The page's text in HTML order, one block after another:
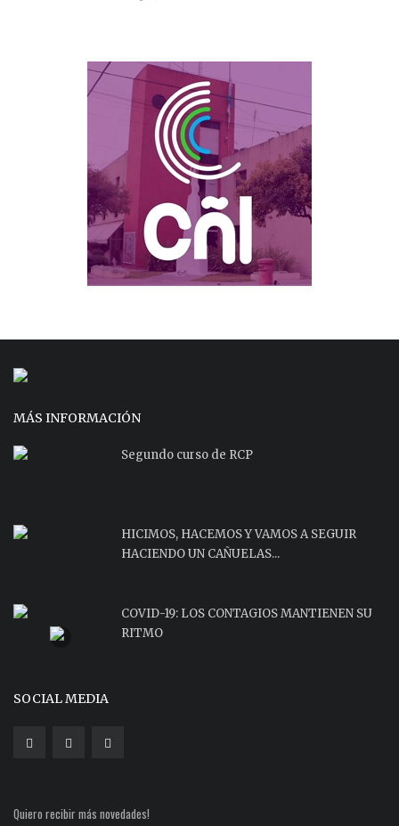
MÁS INFORMACIÓN
Segundo curso de RCP
HICIMOS, HACEMOS Y VAMOS A SEGUIR
HACIENDO UN CAÑUELAS...
COVID-19: LOS CONTAGIOS MANTIENEN SU
RITMO
SOCIAL MEDIA
Quiero recibir más novedades!